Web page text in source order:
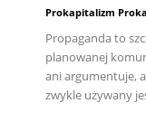
Prokapitalizm
Propaganda to
planowanej
ani argumentuje,
zwykle używany